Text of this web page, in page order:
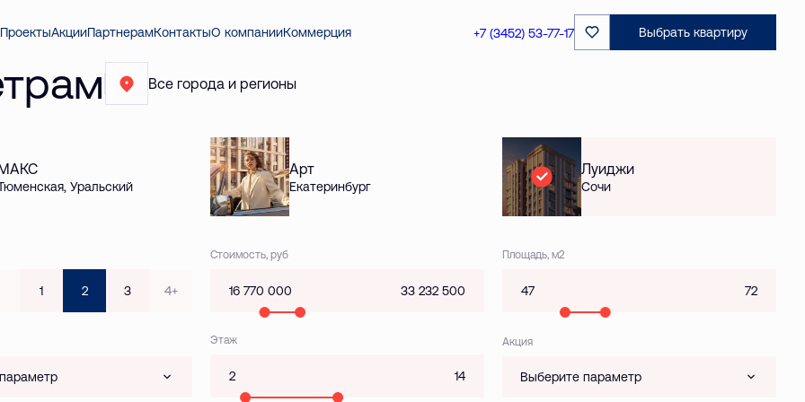
ПроектыАкцииПартнерамКонтактыО компанииКоммерция +7 (3452) 53-77-17 Выбрать квартиру
Все города и регионы
Уральский
Арт
Екатеринбург
Луиджи
Сочи
1 2 3 4+
Стоимость, руб Площадь, м2
Этаж Акция
Выберите параметр